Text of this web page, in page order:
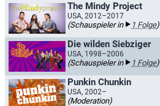
The Mindy Project
USA, 2012–2017
(Schauspieler in 1 Folge)
Die wilden Siebziger
USA, 1998–2006
(Schauspieler in 1 Folge)
Punkin Chunkin
USA, 2002–
(Moderation)